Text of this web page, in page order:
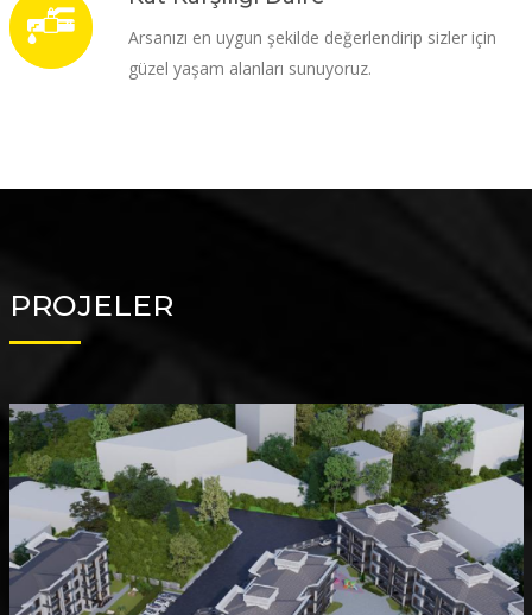
Arsanızı en uygun şekilde değerlendirip sizler için
güzel yaşam alanları sunuyoruz.
PROJELER